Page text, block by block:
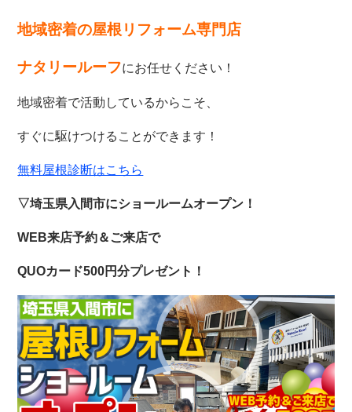
地域密着の屋根リフォーム専門店
ナタリールーフにお任せください！
地域密着で活動しているからこそ、
すぐに駆けつけることができます！
無料屋根診断はこちら
▽埼玉県入間市にショールームオープン！
WEB来店予約＆ご来店で
QUOカード500円分プレゼント！